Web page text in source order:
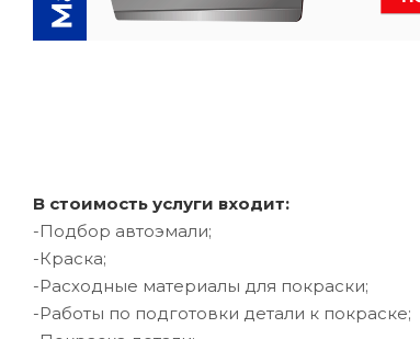
В стоимость услуги входит:
-Подбор автоэмали;
-Краска;
-Расходные материалы для покраски;
-Работы по подготовки детали к покраске;